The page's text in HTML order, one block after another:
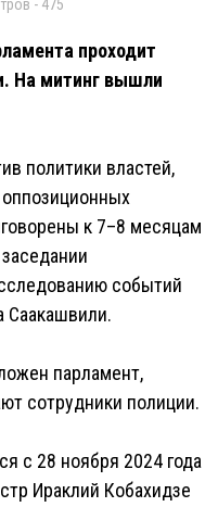
- 475
проходит
На митинг вышли
политики властей,
к 7–8 месяцам
событий
Саакашвили.
парламент,
сотрудники полиции.
с 28 ноября 2024 года
Ираклий Кобахидзе